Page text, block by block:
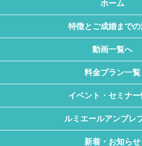
ホーム
特徴とご成婚まで
動画一覧へ
料金プラン一覧
イベント・セミナー
ルミエールアンブレ
新着・お知らせ